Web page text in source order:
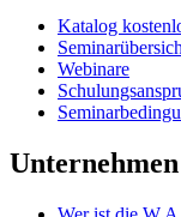
Katalog
Webinare
Unternehmen